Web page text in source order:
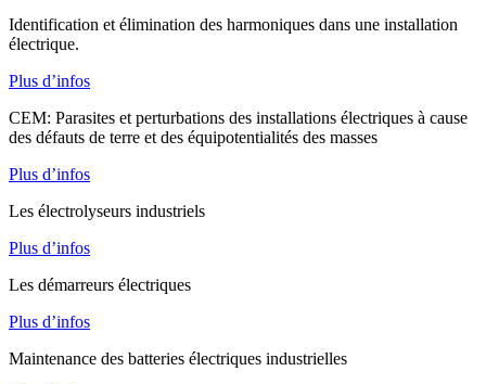
Identification et élimination des harmoniques dans une installation
électrique.
Plus d’infos
CEM: Parasites et perturbations des installations électriques à cause
des défauts de terre et des équipotentialités des masses
Plus d’infos
Les électrolyseurs industriels
Plus d’infos
Les démarreurs électriques
Plus d’infos
Maintenance des batteries électriques industrielles